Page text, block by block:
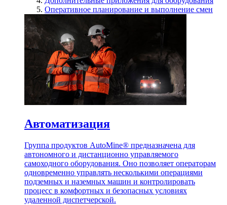
Оперативное планирование и выполнение смен
Автоматизация
Группа продуктов AutoMine® предназначена для
автономного и дистанционно управляемого
самоходного оборудования. Оно позволяет операторам
одновременно управлять несколькими операциями
подземных и наземных машин и контролировать
процесс в комфортных и безопасных условиях
удаленной диспетчерской.